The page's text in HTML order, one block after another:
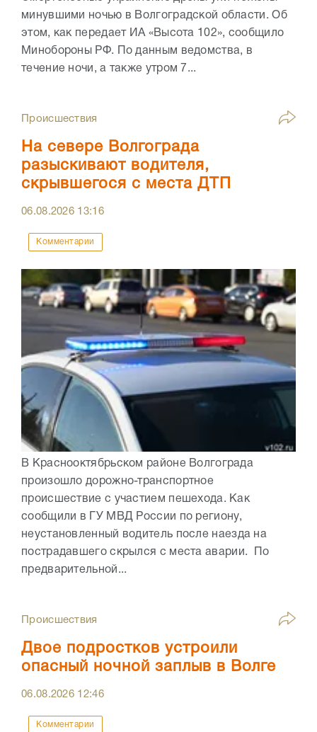
минувшими ночью в Волгоградской области. Об
этом, как передает ИА «Высота 102», сообщило
Минобороны РФ. По данным ведомства, в
течение ночи, а также утром 7...
Происшествия
На севере Волгограда
разыскивают водителя,
скрывшегося с места ДТП
06.08.2026 13:16
Комментарии
В Краснооктябрьском районе Волгограда
произошло дорожно-транспортное
происшествие с участием пешехода. Как
сообщили в ГУ МВД России по региону,
неустановленный водитель после наезда на
пострадавшего скрылся с места аварии. По
предварительной...
Происшествия
Двое подростков устроили
опасный ночной заплыв в Волге
06.08.2026 12:46
Комментарии